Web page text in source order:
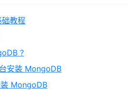
教程
?
安装 MongoDB
MongoDB